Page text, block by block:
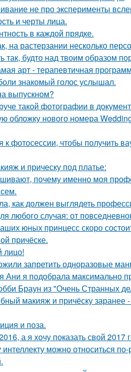
не про эксперименты
и черты лица.
в каждой прядке.
на растерзании несколько
так, будто над твоим образом
арт - терапевтичная
знакомый голос услышал.
выпускном?
такой фотографии в
обложку нового номера
к фотосессии, чтобы получить
и прическу под платье:
почему именно моя
как должен выглядеть
любого случая: от
юных принцесс скоро
причёске.
лицо!
запретить одноразовые
Ани я подобрала максимально
Браун из "Очень Странных
макияж и причёску заранее
и поза.
а я хочу показать свой 2017
интеллекту можно относиться